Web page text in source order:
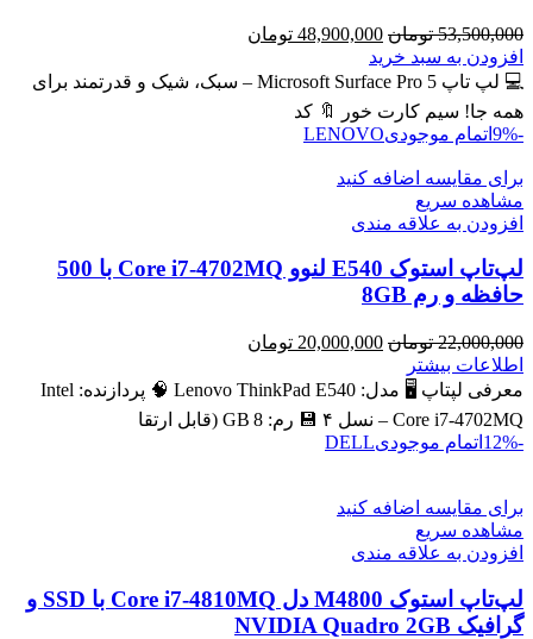
53,500,000 تومان قیمت
اصلی
53,500,000 تومان
48,900,000 تومان
48,900,000 تومان
افزودن به سبد خرید
💻 لپ تاپ Microsoft Surface Pro 5 – سبک، شیک و قدرتمند برای
همه جا! سیم کارت خور 🔖 کد
-9%
اتمام موجودیLENOVO
برای مقایسه اضافه کنید
مشاهده سریع
افزودن به علاقه مندی
لپ‌تاپ استوک E540 لنوو Core i7-4702MQ با 500
حافظه و رم 8GB
22,000,000 تومان قیمت
22,000,000 تومان
20,000,000 تومان
20,000,000 تومان
است.
اطلاعات بیشتر
معرفی لپتاپ 🖥️ مدل: Lenovo ThinkPad E540 🧠 پردازنده: Intel
Core i7‑4702MQ – نسل ۴ 💾 رم: 8 GB (قابل ارتقا
-12%
اتمام موجودیDELL
برای مقایسه اضافه کنید
مشاهده سریع
افزودن به علاقه مندی
لپ‌تاپ استوک M4800 دل Core i7-4810MQ با SSD و
گرافیک NVIDIA Quadro 2GB